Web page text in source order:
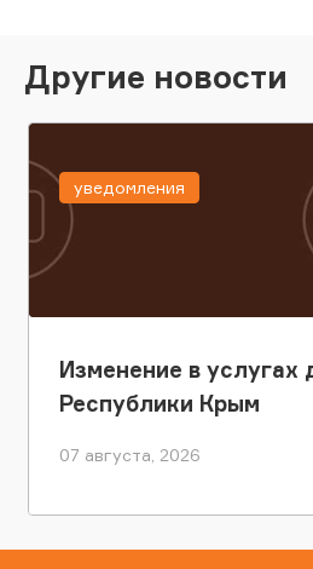
Другие новости
Изменение в услугах
Республики Крым
07 августа, 2026
уведомления